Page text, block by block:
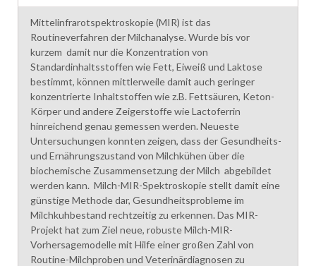
Mittelinfrarotspektroskopie (MIR) ist das
Routineverfahren der Milchanalyse. Wurde bis vor
kurzem damit nur die Konzentration von
Standardinhaltsstoffen wie Fett, Eiweiß und Laktose
bestimmt, können mittlerweile damit auch geringer
konzentrierte Inhaltstoffen wie z.B. Fettsäuren, Keton-
Körper und andere Zeigerstoffe wie Lactoferrin
hinreichend genau gemessen werden. Neueste
Untersuchungen konnten zeigen, dass der Gesundheits-
und Ernährungszustand von Milchkühen über die
biochemische Zusammensetzung der Milch abgebildet
werden kann. Milch-MIR-Spektroskopie stellt damit eine
günstige Methode dar, Gesundheitsprobleme im
Milchkuhbestand rechtzeitig zu erkennen. Das MIR-
Projekt hat zum Ziel neue, robuste Milch-MIR-
Vorhersagemodelle mit Hilfe einer großen Zahl von
Routine-Milchproben und Veterinärdiagnosen zu